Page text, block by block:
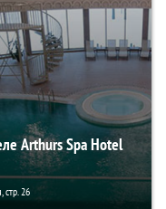
Arthurs Spa Hotel
стр. 26